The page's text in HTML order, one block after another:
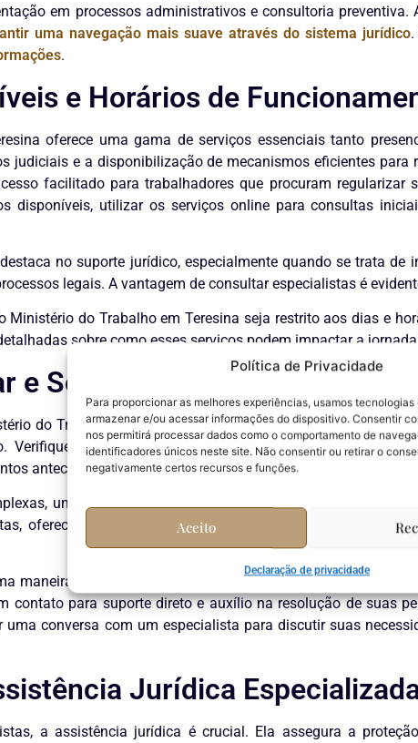
Política de Privacidade
Para proporcionar as melhores experiências, usamos
armazenar e/ou acessar informações do dispositivo. Consentir
nos permitirá processar dados como o comportamento de
identificadores únicos neste site. Não consentir ou retirar o
negativamente certos recursos e funções.
Aceito
Declaração de privacidade
em processos administrativos e consultoria
uma navegação mais suave através do sistema jurídico
.
e Horários de
oferece uma gama de serviços essenciais tanto
judiciais e a disponibilização de mecanismos eficientes
facilitado para trabalhadores que procuram
disponíveis, utilizar os serviços online para consultas
no suporte jurídico, especialmente quando se trata
legais. A vantagem de consultar especialistas é
Ministério do Trabalho em Teresina seja restrito aos dias e
sobre como esses serviços podem impactar a
e Solucionar Pendências
do Trabalho em Teresina, é essencial planejar com
Verifique a documentação necessária, que pode incluir
antecipadamente facilita a resolução de pendências.
uma consultoria jurídica especializada, como a da
oferecendo segurança e proteção aos direitos do
maneira eficaz de garantir que suas questões trabalhistas
contato para suporte direto e auxílio na resolução de suas
conversa com um especialista para discutir suas
Jurídica
a assistência jurídica é crucial. Ela assegura a